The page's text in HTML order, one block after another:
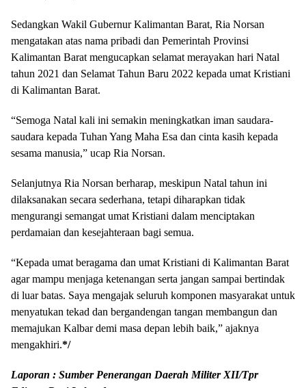
Sedangkan Wakil Gubernur Kalimantan Barat, Ria Norsan
mengatakan atas nama pribadi dan Pemerintah Provinsi
Kalimantan Barat mengucapkan selamat merayakan hari Natal
tahun 2021 dan Selamat Tahun Baru 2022 kepada umat Kristiani
di Kalimantan Barat.
“Semoga Natal kali ini semakin meningkatkan iman saudara-
saudara kepada Tuhan Yang Maha Esa dan cinta kasih kepada
sesama manusia,” ucap Ria Norsan.
Selanjutnya Ria Norsan berharap, meskipun Natal tahun ini
dilaksanakan secara sederhana, tetapi diharapkan tidak
mengurangi semangat umat Kristiani dalam menciptakan
perdamaian dan kesejahteraan bagi semua.
“Kepada umat beragama dan umat Kristiani di Kalimantan Barat
agar mampu menjaga ketenangan serta jangan sampai bertindak
di luar batas. Saya mengajak seluruh komponen masyarakat untuk
menyatukan tekad dan bergandengan tangan membangun dan
memajukan Kalbar demi masa depan lebih baik,” ajaknya
mengakhiri.*/
Laporan : Sumber Penerangan Daerah Militer XII/Tpr